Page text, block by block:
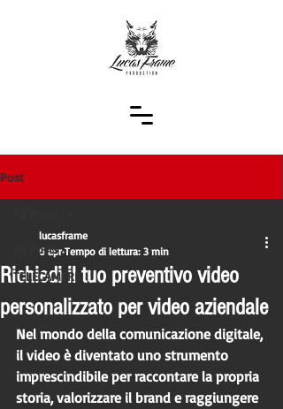
Post
All Posts
TELECAMERE
Richiedi il tuo preventivo video
personalizzato per video aziendale
lucasframe
6 apr Tempo di lettura: 3 min
Nel mondo della comunicazione digitale,
il video è diventato uno strumento
imprescindibile per raccontare la propria
storia, valorizzare il brand e raggiungere